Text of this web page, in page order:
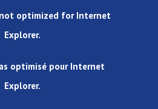
optimized for Internet
Explorer.
optimisé pour Internet
Explorer.